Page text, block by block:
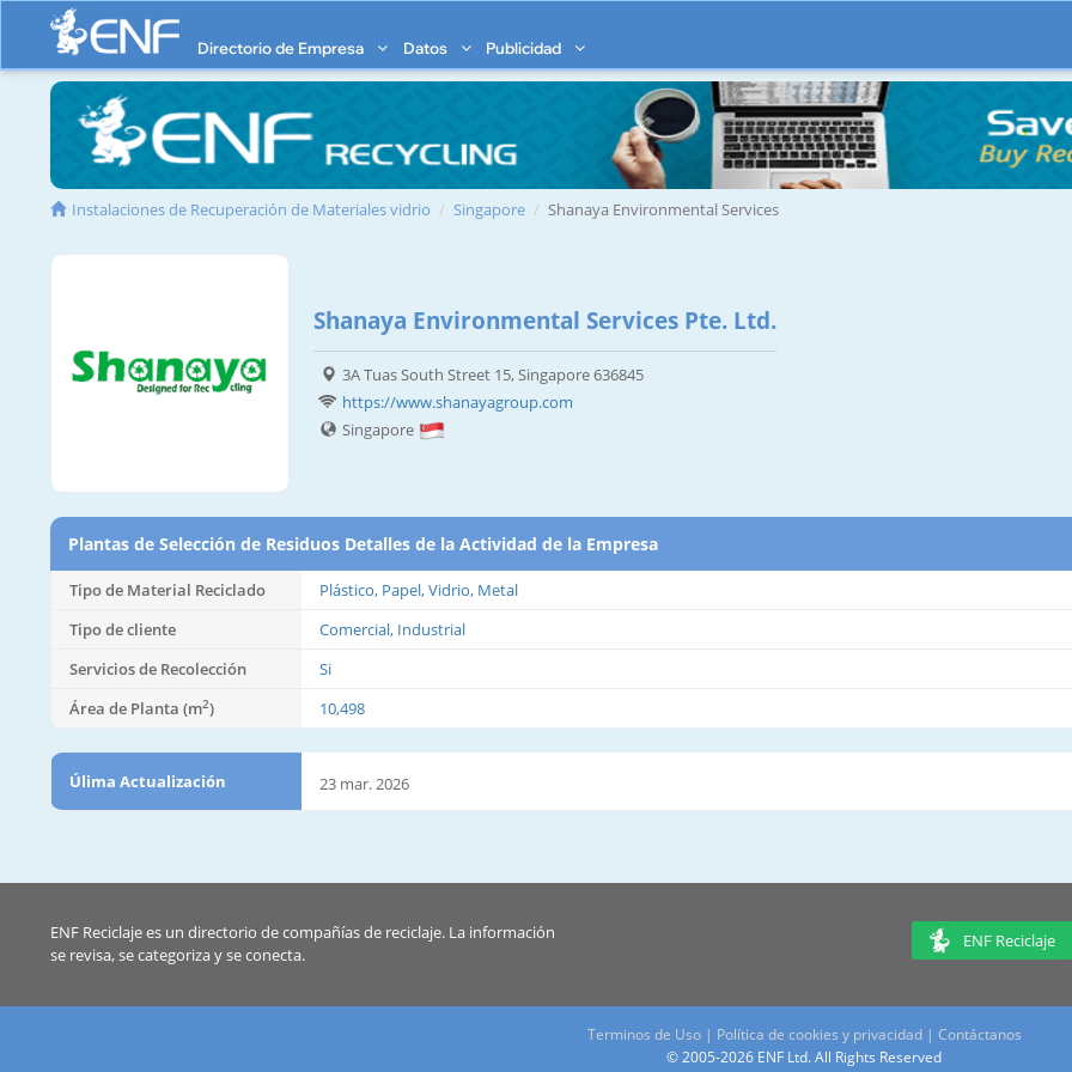
Directorio de Empresa Datos Publicidad
Instalaciones de Recuperación de Materiales vidrio Singapore Shanaya Environmental Services
Shanaya Environmental Services Pte. Ltd.
3A Tuas South Street 15, Singapore 636845
https://www.shanayagroup.com
Singapore
Plantas de Selección de Residuos Detalles de la Actividad de la Empresa
Tipo de Material Reciclado
Plástico, Papel, Vidrio, Metal
Tipo de cliente
Comercial, Industrial
Servicios de Recolección
Si
Área de Planta (m2) 10,498
Úlima Actualización 23 mar. 2026
ENF Reciclaje es un directorio de compañías de reciclaje. La información
se revisa, se categoriza y se conecta.
ENF Reciclaje
Terminos de Uso| Política de cookies y privacidad| Contáctanos
© 2005-2026 ENF Ltd. All Rights Reserved